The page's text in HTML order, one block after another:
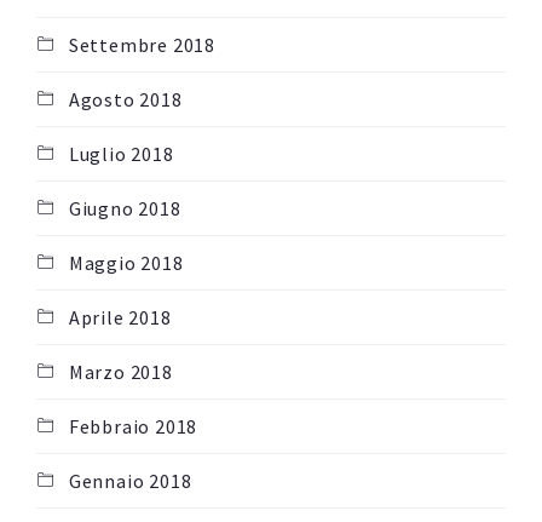
Settembre 2018
Agosto 2018
Luglio 2018
Giugno 2018
Maggio 2018
Aprile 2018
Marzo 2018
Febbraio 2018
Gennaio 2018